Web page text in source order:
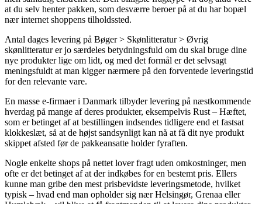
at du selv henter pakken, som desværre beroer på at du har bopæl
nær internet shoppens tilholdssted.
Antal dages levering på Bøger > Skønlitteratur > Øvrig
skønlitteratur er jo særdeles betydningsfuld om du skal bruge dine
nye produkter lige om lidt, og med det formål er det selvsagt
meningsfuldt at man kigger nærmere på den forventede leveringstid
for den relevante vare.
En masse e-firmaer i Danmark tilbyder levering på næstkommende
hverdag på mange af deres produkter, eksempelvis Rust – Hæftet,
som er betinget af at bestillingen indsendes tidligere end et fastsat
klokkeslæt, så at de højst sandsynligt kan nå at få dit nye produkt
skippet afsted før de pakkeansatte holder fyraften.
Nogle enkelte shops på nettet lover fragt uden omkostninger, men
ofte er det betinget af at der indkøbes for en bestemt pris. Ellers
kunne man gribe den mest prisbevidste leveringsmetode, hvilket
typisk – hvad end man opholder sig nær Helsingør, Grenaa eller